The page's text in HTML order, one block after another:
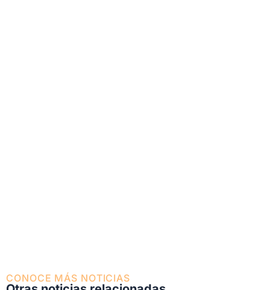
CONOCE MÁS NOTICIAS